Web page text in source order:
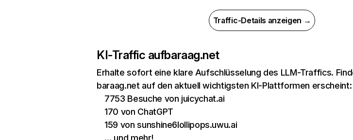
Traffic-Details anzeigen →
KI-Traffic aufbaraag.net
Erhalte sofort eine klare Aufschlüsselung des LLM-Traffics.
baraag.net auf den aktuell wichtigsten KI-Plattformen erscheint:
7753 Besuche von juicychat.ai
170 von ChatGPT
159 von sunshine6lollipops.uwu.ai
… und mehr!